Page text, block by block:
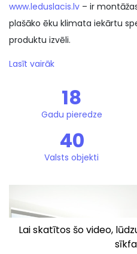
www.leduslacis.lv – ir
plašāko ēku klimata iekārtu
produktu izvēli.
Lasīt vairāk
18
Gadu pieredze
40
Valsts objekti
Lai skatītos šo video,